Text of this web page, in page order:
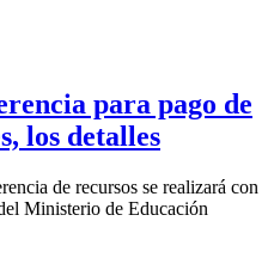
para pago de
los detalles
de recursos se realizará con
Ministerio de Educación